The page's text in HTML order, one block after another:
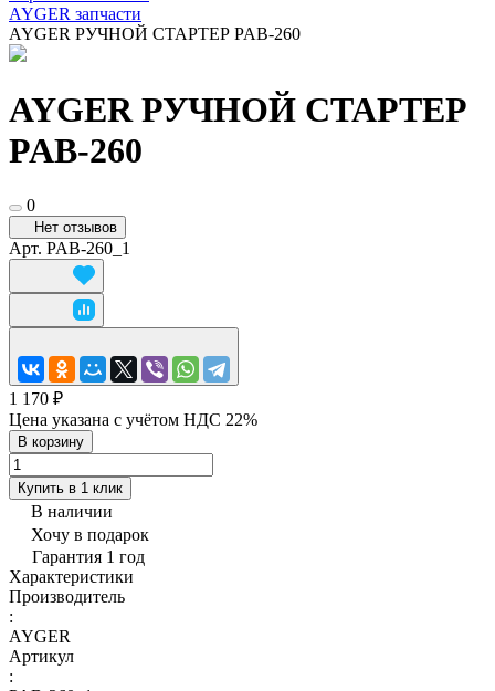
AYGER запчасти
AYGER РУЧНОЙ СТАРТЕР PAB-260
AYGER РУЧНОЙ СТАРТЕР
PAB-260
0
Нет отзывов
Арт. PAB-260_1
1 170 ₽
Цена указана с учётом НДС 22%
В корзину
Купить в 1 клик
В наличии
Хочу в подарок
Гарантия 1 год
Характеристики
Производитель
:
AYGER
Артикул
: